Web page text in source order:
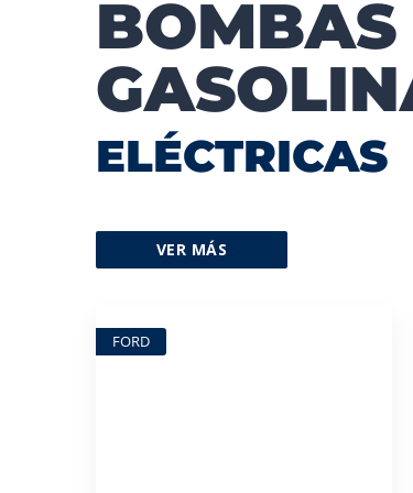
BOMBAS
ELÉCTRICAS
VER MÁS
FORD